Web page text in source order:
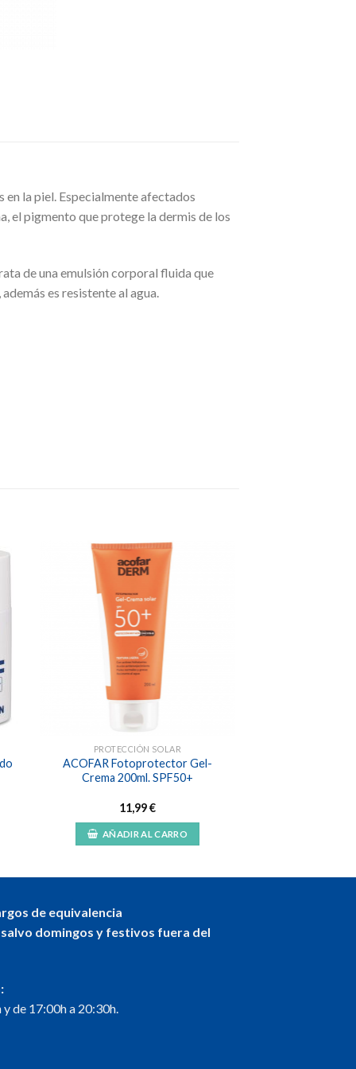
en la piel. Especialmente afectados
el pigmento que protege la dermis de los
de una emulsión corporal fluida que
es resistente al agua.
PROTECCIÓN SOLAR
ACOFAR Fotoprotector Gel-
Crema 200ml. SPF50+
11,99€
AÑADIR AL CARRO
de equivalencia
domingos y festivos fuera del
de 17:00h a 20:30h.